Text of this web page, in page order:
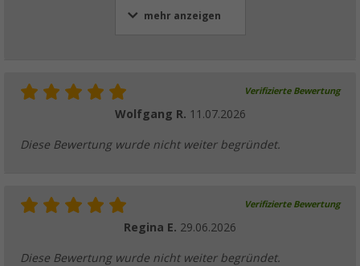
mehr anzeigen
Verifizierte Bewertung
Wolfgang R. 11.07.2026
Diese Bewertung wurde nicht weiter begründet.
Verifizierte Bewertung
Regina E. 29.06.2026
Diese Bewertung wurde nicht weiter begründet.